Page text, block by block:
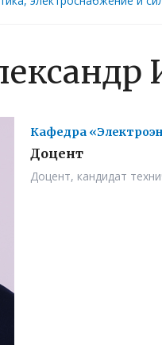
Кафедра
Доцент
Доцент, кандидат